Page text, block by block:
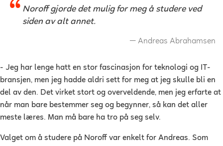
Noroff gjorde det mulig for meg å studere ved
siden av alt annet.
Andreas Abrahamsen
- Jeg har lenge hatt en stor fascinasjon for teknologi og IT-
bransjen, men jeg hadde aldri sett for meg at jeg skulle bli en
del av den. Det virket stort og overveldende, men jeg erfarte at
når man bare bestemmer seg og begynner, så kan det aller
meste læres. Man må bare ha tro på seg selv.
Valget om å studere på Noroff var enkelt for Andreas. Som